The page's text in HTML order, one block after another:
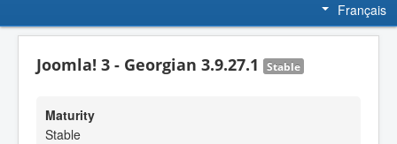
Français
Joomla! 3 - Georgian 3.9.27.1 Stable
Maturity
Stable